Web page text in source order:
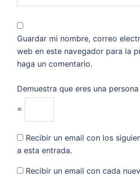
Guardar mi nombre, correo
web en este navegador para la
haga un comentario.
Demuestra que eres una persona
=
Recibir un email con los
a esta entrada.
Recibir un email con cada